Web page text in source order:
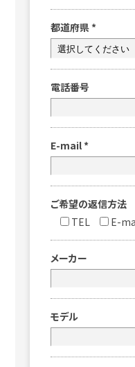
都道府県 *
電話番号
E-mail *
ご希望の返信方法
TEL
E-
メーカー
モデル